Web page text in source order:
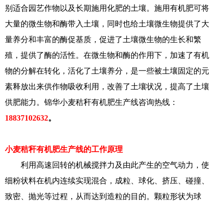
别适合园艺作物以及长期施用化肥的土壤。施用有机肥可将
大量的微生物和酶带入土壤，同时也给土壤微生物提供了大
量养分和丰富的酶促基质，促进了土壤微生物的生长和繁
殖，提供了酶的活性。在微生物和酶的作用下，加速了有机
物的分解在转化，活化了土壤养分，是一些被土壤固定的元
素释放出来供作物吸收利用，改善了土壤状况，提高了土壤
供肥能力。锦华小麦秸秆有机肥生产线咨询热线：
18837102632。
小麦秸秆有机肥生产线的工作原理
利用高速回转的机械搅拌力及由此产生的空气动力，使
细粉状料在机内连续实现混合，成粒、球化、挤压、碰撞、
致密、抛光等过程，从而达到造粒的目的。颗粒形状为球